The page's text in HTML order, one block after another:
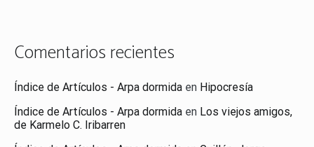
Comentarios recientes
Índice de Artículos - Arpa dormida en Hipocresía
Índice de Artículos - Arpa dormida en Los viejos amigos,
de Karmelo C. Iribarren